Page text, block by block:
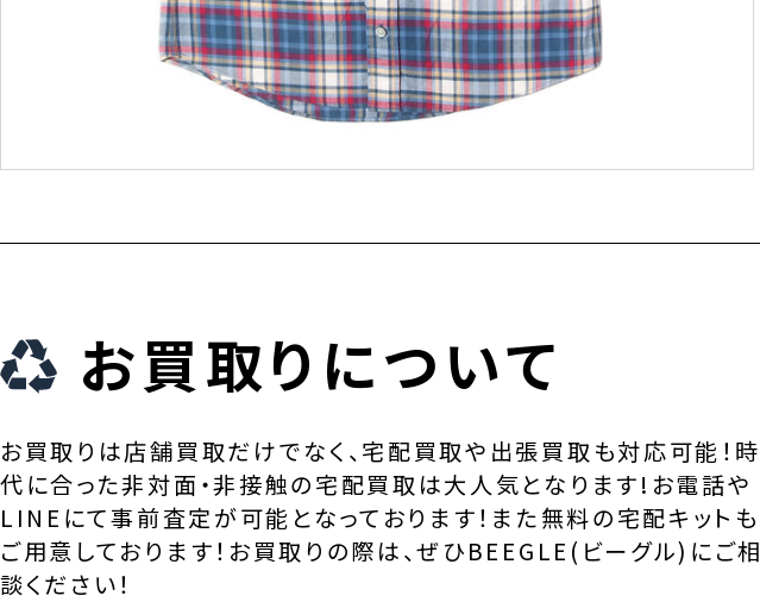
お買取りについて
お買取りは店舗買取だけでなく、宅配買取や出張買取も対応可能！時
代に合った非対面・非接触の宅配買取は大人気となります!お電話や
LINEにて事前査定が可能となっております！また無料の宅配キットも
ご用意しております！お買取りの際は、ぜひBEEGLE(ビーグル)にご相
談ください！